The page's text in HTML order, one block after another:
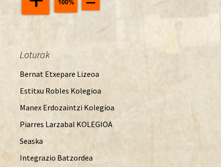
Loturak
Bernat Etxepare Lizeoa
Estitxu Robles Kolegioa
Manex Erdozaintzi Kolegioa
Piarres Larzabal KOLEGIOA
Seaska
Integrazio Batzordea